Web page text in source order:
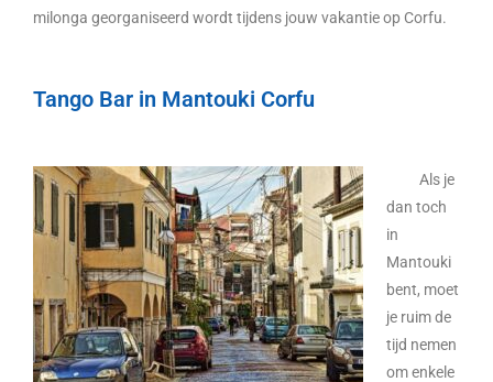
milonga georganiseerd wordt tijdens jouw vakantie op Corfu.
Tango Bar in Mantouki Corfu
Als je
dan toch
in
Mantouki
bent, moet
je ruim de
tijd nemen
om enkele